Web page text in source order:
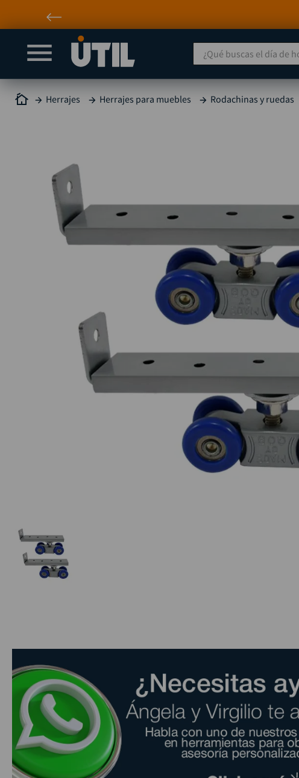
¿Qué buscas el día de hoy?
Herrajes Herrajes para muebles Rodachinas y ruedas